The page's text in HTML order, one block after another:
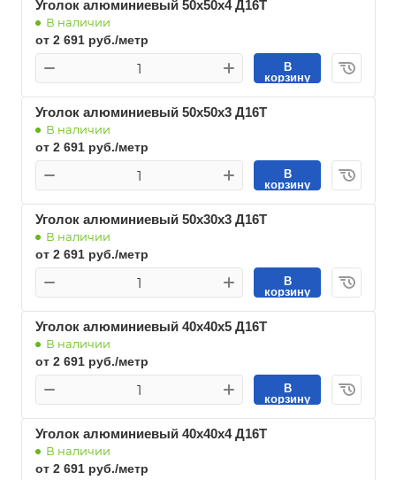
Уголок алюминиевый 50х50х4 Д16Т
В наличии
от 2 691 руб./метр
В
корзину
Уголок алюминиевый 50х50х3 Д16Т
В наличии
от 2 691 руб./метр
В
корзину
Уголок алюминиевый 50х30х3 Д16Т
В наличии
от 2 691 руб./метр
В
корзину
Уголок алюминиевый 40х40х5 Д16Т
В наличии
от 2 691 руб./метр
В
корзину
Уголок алюминиевый 40х40х4 Д16Т
В наличии
от 2 691 руб./метр